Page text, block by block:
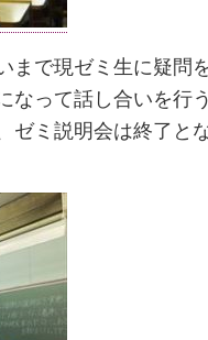
まで現ゼミ生に疑問
なって話し合いを行
ゼミ説明会は終了と